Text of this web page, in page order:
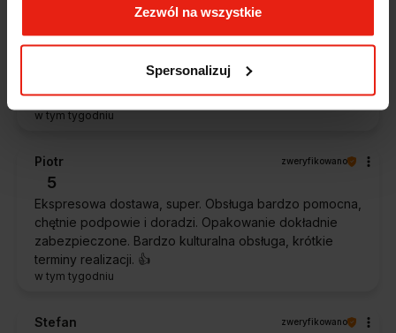
Zezwól na wszystkie
Spersonalizuj
5
oczekiwaniami. Sprzedawca profesjonalny i godny
polecenia 👍️👍️👍️👍️👍️👍️👍️
w tym tygodniu
Piotr zweryfikowano
5
Ekspresowa dostawa, super. Obsługa bardzo pomocna,
chętnie podpowie i doradzi. Opakowanie dokładnie
zabezpieczone. Bardzo kulturalna obsługa, krótkie
terminy realizacji. 👍️
w tym tygodniu
Stefan zweryfikowano